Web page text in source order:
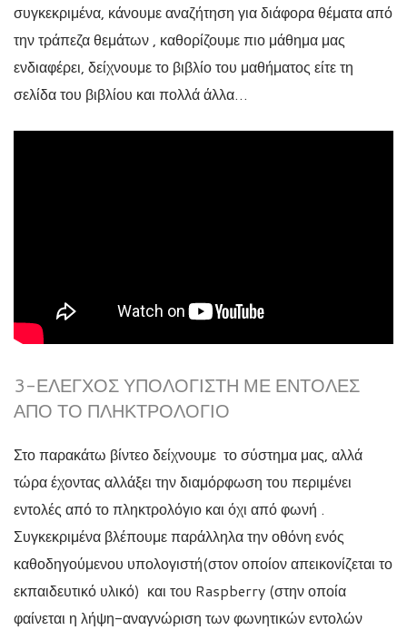
συγκεκριμένα, κάνουμε αναζήτηση για διάφορα θέματα από
την τράπεζα θεμάτων , καθορίζουμε πιο μάθημα μας
ενδιαφέρει, δείχνουμε το βιβλίο του μαθήματος είτε τη
σελίδα του βιβλίου και πολλά άλλα…
3-ΈΛΕΓΧΟΣ ΥΠΟΛΟΓΙΣΤΉ ΜΕ ΕΝΤΟΛΈΣ
ΑΠΟ ΤΟ ΠΛΗΚΤΡΟΛΌΓΙΟ
Στο παρακάτω βίντεο δείχνουμε το σύστημα μας, αλλά
τώρα έχοντας αλλάξει την διαμόρφωση του περιμένει
εντολές από το πληκτρολόγιο και όχι από φωνή .
Συγκεκριμένα βλέπουμε παράλληλα την οθόνη ενός
καθοδηγούμενου υπολογιστή(στον οποίον απεικονίζεται το
εκπαιδευτικό υλικό) και του Raspberry (στην οποία
φαίνεται η λήψη-αναγνώριση των φωνητικών εντολών